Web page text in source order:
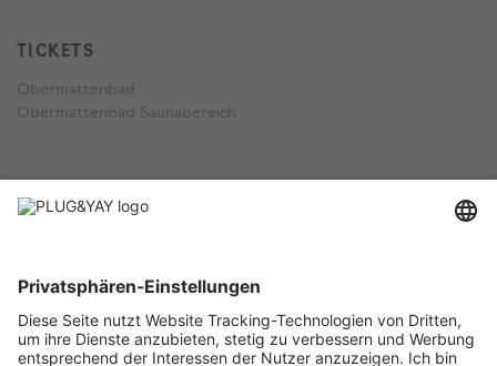
TICKETS
Obermattenbad
Obermattenbad Saunabereich
UNTERNEHMEN
Datenschutzerklärung
Online-Streitbelegung und alternative Streitschlichtung
Impressum
Für Veranstalter